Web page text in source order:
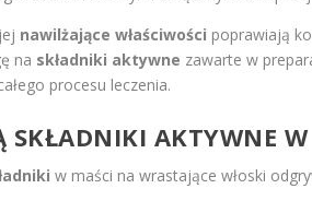
nawilżające właściwości poprawiają
na składniki aktywne zawarte w
procesu leczenia.
SKŁADNIKI AKTYWNE
w maści na wrastające włoski